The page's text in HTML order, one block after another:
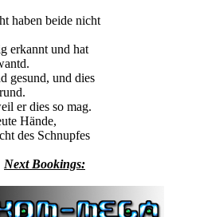
haben beide nicht
erkannt und hat
gesund, und dies
er dies so mag.
Hände,
des Schnupfes
Next Bookings: